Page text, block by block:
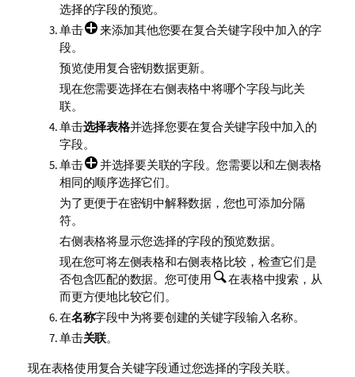
选择的字段的预览。
单击
来添加其他您要在复合关键字段中加入的字
段。
预览使用复合密钥数据更新。
现在您需要选择在右侧表格中将哪个字段与此关
联。
单击选择表格并选择您要在复合关键字段中加入的
字段。
单击
并选择要关联的字段。您需要以和左侧表格
相同的顺序选择它们。
为了更便于在密钥中解释数据，您也可添加分隔
符。
右侧表格将显示您选择的字段的预览数据。
现在您可将左侧表格和右侧表格比较，检查它们是
否包含匹配的数据。您可使用
在表格中搜索，从
而更方便地比较它们。
在名称字段中为将要创建的关键字段输入名称。
单击关联。
现在表格使用复合关键字段通过您选择的字段关联。